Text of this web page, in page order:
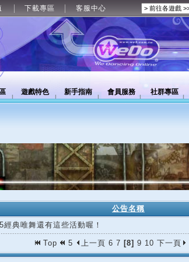
下載專區 客服中心
遊戲特色 新手指南 會員服務 社群專區
公告名稱
經典唯舞還有這些活動喔！
Top 5 上一頁 6 7 [8] 9 10 下一頁